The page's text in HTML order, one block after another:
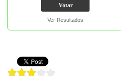
Ver Resultados